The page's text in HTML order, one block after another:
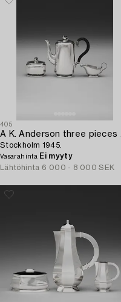
405
A K.
Stockholm 1945.
Vasarahinta Ei myyty
Lähtöhinta 6 000 - 8 000 SEK